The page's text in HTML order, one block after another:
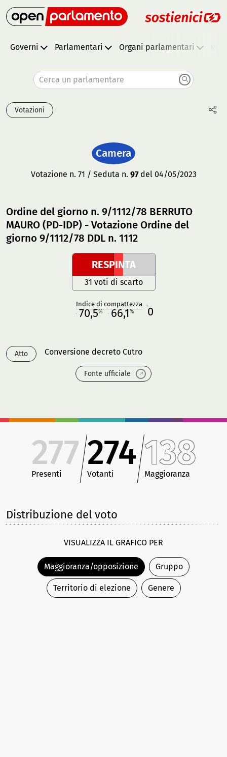
Governi Parlamentari Organi parlamentari
Cerca un parlamentare
Votazioni
Camera
Votazione n. 71 / Seduta n. 97del 04/05/2023
Ordine del giorno n. 9/1112/78 BERRUTO
MAURO (PD-IDP) - Votazione Ordine del
giorno 9/1112/78 DDL n. 1112
RESPINTA
31 voti di scarto
Indice di compattezza
70,5% 66,1% 0
Atto Conversione decreto Cutro
Fonte ufficiale
277
Presenti
274
Votanti
138
Maggioranza
Distribuzione del voto
VISUALIZZA IL GRAFICO PER
Maggioranza/opposizione Gruppo
Territorio di elezione Genere